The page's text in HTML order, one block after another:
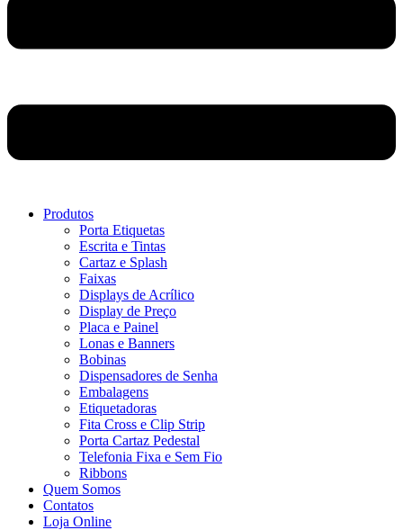
Produtos
Porta Etiquetas
Escrita e Tintas
Cartaz e Splash
Faixas
Displays de Acrílico
Display de Preço
Placa e Painel
Lonas e Banners
Bobinas
Dispensadores de Senha
Embalagens
Etiquetadoras
Fita Cross e Clip Strip
Porta Cartaz Pedestal
Telefonia Fixa e Sem Fio
Ribbons
Quem Somos
Contatos
Loja Online